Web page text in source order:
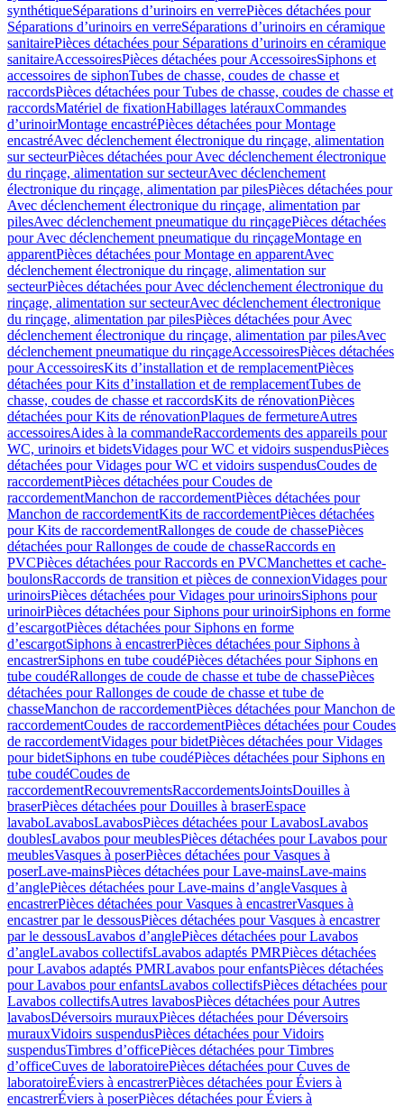
synthétiqueSéparations d’urinoirs en verrePièces détachées pour
Séparations d’urinoirs en verreSéparations d’urinoirs en céramique
sanitairePièces détachées pour Séparations d’urinoirs en céramique
sanitaireAccessoiresPièces détachées pour AccessoiresSiphons et
accessoires de siphonTubes de chasse, coudes de chasse et
raccordsPièces détachées pour Tubes de chasse, coudes de chasse et
raccordsMatériel de fixationHabillages latérauxCommandes
dʼurinoirMontage encastréPièces détachées pour Montage
encastréAvec déclenchement électronique du rinçage, alimentation
sur secteurPièces détachées pour Avec déclenchement électronique
du rinçage, alimentation sur secteurAvec déclenchement
électronique du rinçage, alimentation par pilesPièces détachées pour
Avec déclenchement électronique du rinçage, alimentation par
pilesAvec déclenchement pneumatique du rinçagePièces détachées
pour Avec déclenchement pneumatique du rinçageMontage en
apparentPièces détachées pour Montage en apparentAvec
déclenchement électronique du rinçage, alimentation sur
secteurPièces détachées pour Avec déclenchement électronique du
rinçage, alimentation sur secteurAvec déclenchement électronique
du rinçage, alimentation par pilesPièces détachées pour Avec
déclenchement électronique du rinçage, alimentation par pilesAvec
déclenchement pneumatique du rinçageAccessoiresPièces détachées
pour AccessoiresKits d’installation et de remplacementPièces
détachées pour Kits d’installation et de remplacementTubes de
chasse, coudes de chasse et raccordsKits de rénovationPièces
détachées pour Kits de rénovationPlaques de fermetureAutres
accessoiresAides à la commandeRaccordements des appareils pour
WC, urinoirs et bidetsVidages pour WC et vidoirs suspendusPièces
détachées pour Vidages pour WC et vidoirs suspendusCoudes de
raccordementPièces détachées pour Coudes de
raccordementManchon de raccordementPièces détachées pour
Manchon de raccordementKits de raccordementPièces détachées
pour Kits de raccordementRallonges de coude de chassePièces
détachées pour Rallonges de coude de chasseRaccords en
PVCPièces détachées pour Raccords en PVCManchettes et cache-
boulonsRaccords de transition et pièces de connexionVidages pour
urinoirsPièces détachées pour Vidages pour urinoirsSiphons pour
urinoirPièces détachées pour Siphons pour urinoirSiphons en forme
d’escargotPièces détachées pour Siphons en forme
d’escargotSiphons à encastrerPièces détachées pour Siphons à
encastrerSiphons en tube coudéPièces détachées pour Siphons en
tube coudéRallonges de coude de chasse et tube de chassePièces
détachées pour Rallonges de coude de chasse et tube de
chasseManchon de raccordementPièces détachées pour Manchon de
raccordementCoudes de raccordementPièces détachées pour Coudes
de raccordementVidages pour bidetPièces détachées pour Vidages
pour bidetSiphons en tube coudéPièces détachées pour Siphons en
tube coudéCoudes de
raccordementRecouvrementsRaccordementsJointsDouilles à
braserPièces détachées pour Douilles à braserEspace
lavaboLavabosLavabosPièces détachées pour LavabosLavabos
doublesLavabos pour meublesPièces détachées pour Lavabos pour
meublesVasques à poserPièces détachées pour Vasques à
poserLave-mainsPièces détachées pour Lave-mainsLave-mains
d’anglePièces détachées pour Lave-mains d’angleVasques à
encastrerPièces détachées pour Vasques à encastrerVasques à
encastrer par le dessousPièces détachées pour Vasques à encastrer
par le dessousLavabos d’anglePièces détachées pour Lavabos
d’angleLavabos collectifsLavabos adaptés PMRPièces détachées
pour Lavabos adaptés PMRLavabos pour enfantsPièces détachées
pour Lavabos pour enfantsLavabos collectifsPièces détachées pour
Lavabos collectifsAutres lavabosPièces détachées pour Autres
lavabosDéversoirs murauxPièces détachées pour Déversoirs
murauxVidoirs suspendusPièces détachées pour Vidoirs
suspendusTimbres dʼofficePièces détachées pour Timbres
dʼofficeCuves de laboratoirePièces détachées pour Cuves de
laboratoireÉviers à encastrerPièces détachées pour Éviers à
encastrerÉviers à poserPièces détachées pour Éviers à